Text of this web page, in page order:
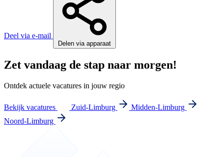
Deel via e-mail
Delen via apparaat
Zet vandaag de stap naar morgen!
Ontdek actuele vacatures in jouw regio
Bekijk vacatures Zuid-Limburg
Midden-Limburg
Noord-Limburg